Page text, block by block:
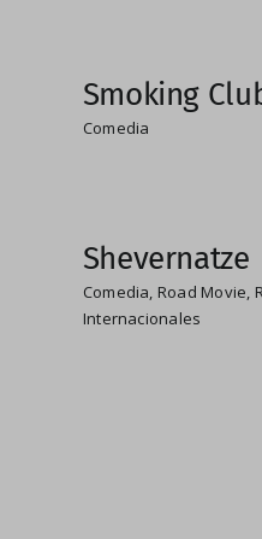
Smoking
Comedia
Shevernatze
Comedia Road Movie
Internacionales